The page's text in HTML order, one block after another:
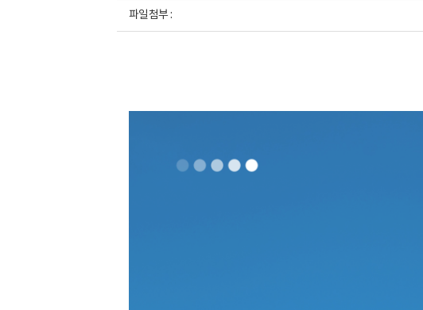
파일첨부 :